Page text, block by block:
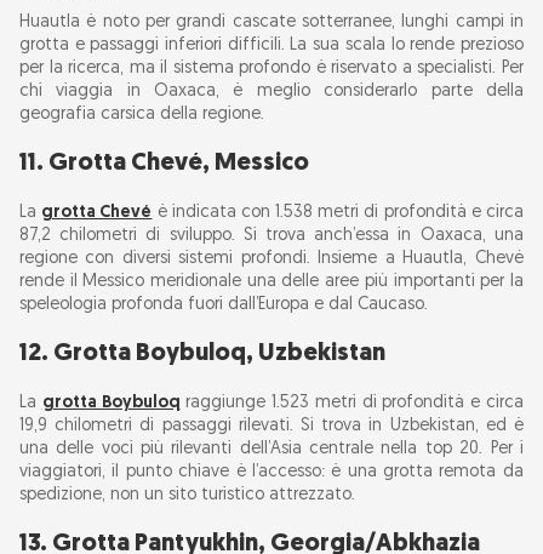
Huautla è noto per grandi cascate sotterranee, lunghi campi in
grotta e passaggi inferiori difficili. La sua scala lo rende prezioso
per la ricerca, ma il sistema profondo è riservato a specialisti. Per
chi viaggia in Oaxaca, è meglio considerarlo parte della
geografia carsica della regione.
11. Grotta Chevé, Messico
La grotta Chevé è indicata con 1.538 metri di profondità e circa
87,2 chilometri di sviluppo. Si trova anch’essa in Oaxaca, una
regione con diversi sistemi profondi. Insieme a Huautla, Chevé
rende il Messico meridionale una delle aree più importanti per la
speleologia profonda fuori dall’Europa e dal Caucaso.
12. Grotta Boybuloq, Uzbekistan
La grotta Boybuloq raggiunge 1.523 metri di profondità e circa
19,9 chilometri di passaggi rilevati. Si trova in Uzbekistan, ed è
una delle voci più rilevanti dell’Asia centrale nella top 20. Per i
viaggiatori, il punto chiave è l’accesso: è una grotta remota da
spedizione, non un sito turistico attrezzato.
13. Grotta Pantyukhin, Georgia/Abkhazia